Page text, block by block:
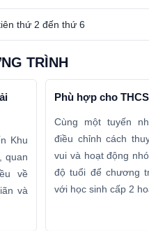
thứ 2 đến thứ 6
TRÌNH
Khu
quan
về
và
Phù hợp cho
Cùng một tuyến
điều chỉnh cách
vui và hoạt động
độ tuổi để chương
với học sinh cấp 2